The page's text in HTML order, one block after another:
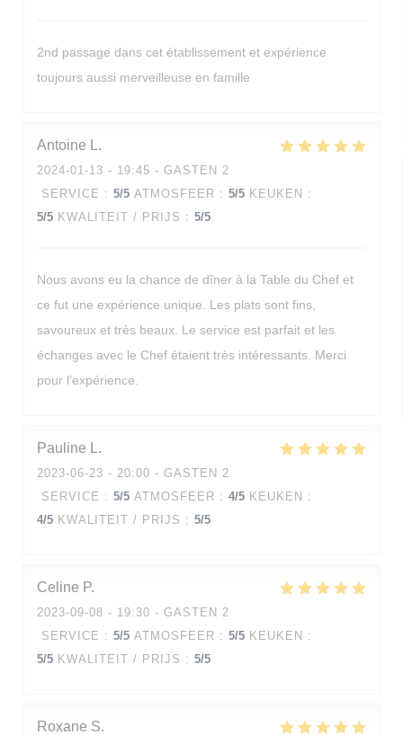
2nd passage dans cet établissement et expérience
toujours aussi merveilleuse en famille
Antoine L
2024-01-13 - 19:45 - GASTEN 2
SERVICE : 5/5 ATMOSFEER : 5/5 KEUKEN :
5/5 KWALITEIT / PRIJS : 5/5
Nous avons eu la chance de dîner à la Table du Chef et
ce fut une expérience unique. Les plats sont fins,
savoureux et très beaux. Le service est parfait et les
échanges avec le Chef étaient très intéressants. Merci
pour l’expérience.
Pauline L
2023-06-23 - 20:00 - GASTEN 2
SERVICE : 5/5 ATMOSFEER : 4/5 KEUKEN :
4/5 KWALITEIT / PRIJS : 5/5
Celine P
2023-09-08 - 19:30 - GASTEN 2
SERVICE : 5/5 ATMOSFEER : 5/5 KEUKEN :
5/5 KWALITEIT / PRIJS : 5/5
Roxane S